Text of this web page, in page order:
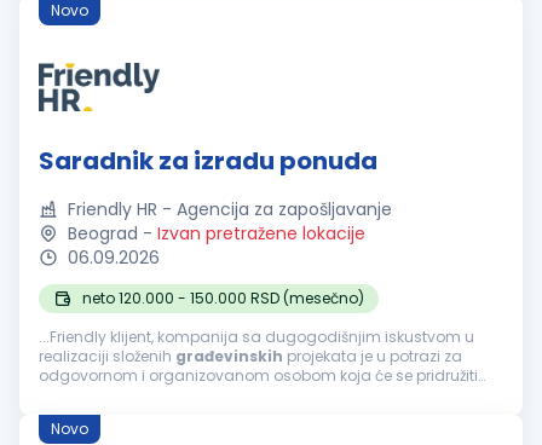
Novo
Saradnik za izradu ponuda
Friendly HR - Agencija za zapošljavanje
Beograd - Izvan pretražene lokacije
06.09.2026
neto 120.000 - 150.000 RSD (mesečno)
...Friendly klijent, kompanija sa dugogodišnjim iskustvom u
realizaciji složenih građevinskih projekata je u potrazi za
odgovornom i organizovanom osobom koja će se pridružiti
projektovanje...
Novo